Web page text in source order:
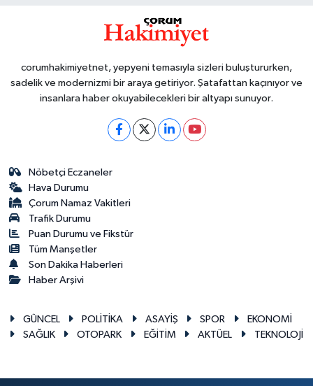
corumhakimiyetnet, yepyeni temasıyla sizleri buluştururken,
sadelik ve modernizmi bir araya getiriyor. Şatafattan kaçınıyor ve
insanlara haber okuyabilecekleri bir altyapı sunuyor.
Nöbetçi Eczaneler
Hava Durumu
Çorum Namaz Vakitleri
Trafik Durumu
Puan Durumu ve Fikstür
Tüm Manşetler
Son Dakika Haberleri
Haber Arşivi
GÜNCEL POLİTİKA ASAYİŞ SPOR
EKONOMİ
SAĞLIK
OTOPARK EĞİTİM AKTÜEL TEKNOLOJİ